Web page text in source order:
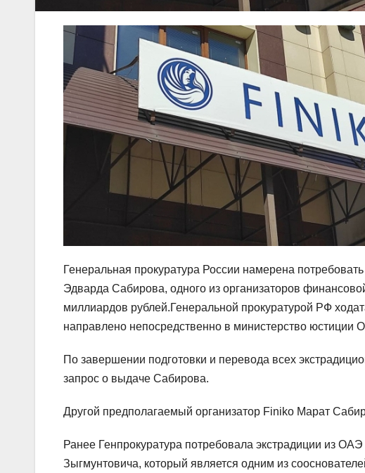
Генеральная прокуратура России намерена
Эдварда Сабирова, одного из организаторов
миллиардов рублей.Генеральной прокуратурой РФ
направлено непосредственно в министерство юстиции
По завершении подготовки и перевода всех
запрос о выдаче Сабирова.
Другой предполагаемый организатор Finiko Марат
Ранее Генпрокуратура потребовала экстрадиции из
Зыгмунтовича, который является одним из